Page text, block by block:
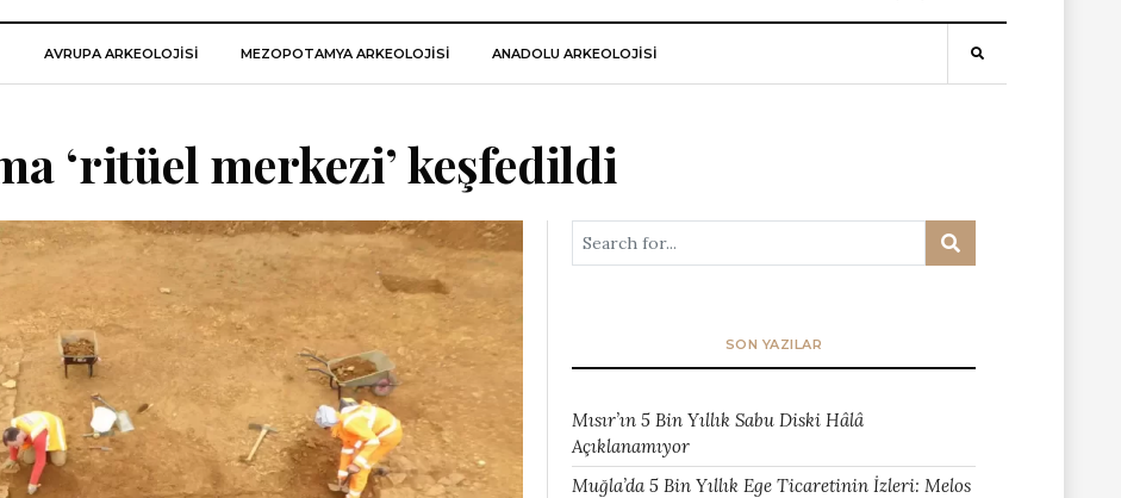
AVRUPA ARKEOLOJISI MEZOPOTAMYA ARKEOLOJISI ANADOLU ARKEOLOJİSİ
‘ritüel merkezi’ keşfedildi
SON YAZILAR
Mısır’ın 5 Bin Yıllık Sabu Diski Hâlâ
Açıklanamıyor
Muğla’da 5 Bin Yıllık Ege Ticaretinin İzleri: Melos